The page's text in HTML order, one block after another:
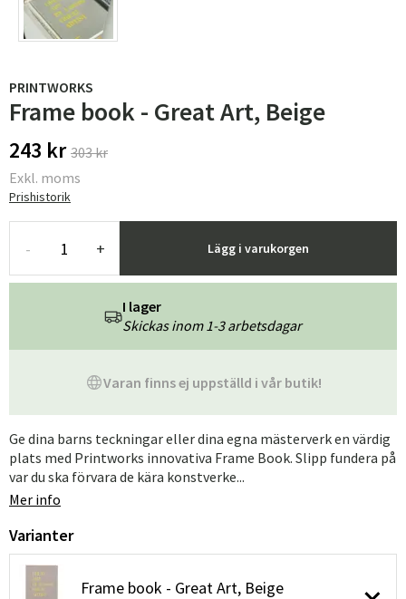
PRINTWORKS
Frame book - Great Art, Beige
243 kr 303 kr
Exkl. moms
Prishistorik
- + Lägg i varukorgen
Varan finns ej uppställd i vår butik!
I lager
Skickas inom 1-3 arbetsdagar
Ge dina barns teckningar eller dina egna mästerverk en värdig
plats med Printworks innovativa Frame Book. Slipp fundera på
var du ska förvara de kära konstverke...
Mer info
Varianter
Frame book - Great Art, Beige